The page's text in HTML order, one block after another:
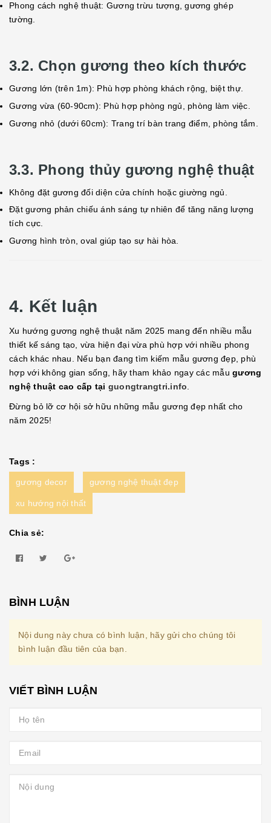
Phong cách nghệ thuật: Gương trừu tượng, gương ghép
tường.
3.2. Chọn gương theo kích thước
Gương lớn (trên 1m): Phù hợp phòng khách rộng, biệt thự.
Gương vừa (60-90cm): Phù hợp phòng ngủ, phòng làm việc.
Gương nhỏ (dưới 60cm): Trang trí bàn trang điểm, phòng tắm.
3.3. Phong thủy gương nghệ thuật
Không đặt gương đối diện cửa chính hoặc giường ngủ.
Đặt gương phản chiếu ánh sáng tự nhiên để tăng năng lượng
tích cực.
Gương hình tròn, oval giúp tạo sự hài hòa.
4. Kết luận
Xu hướng gương nghệ thuật năm 2025 mang đến nhiều mẫu
thiết kế sáng tạo, vừa hiện đại vừa phù hợp với nhiều phong
cách khác nhau. Nếu bạn đang tìm kiếm mẫu gương đẹp, phù
hợp với không gian sống, hãy tham khảo ngay các mẫu gương
nghệ thuật cao cấp tại guongtrangtri.info
Đừng bỏ lỡ cơ hội sở hữu những mẫu gương đẹp nhất cho
năm 2025!
Tags :
gương decor gương nghệ thuật đẹp
xu hướng nội thất
Chia sẻ:
BÌNH LUẬN
Nội dung này chưa có bình luận, hãy gửi cho chúng tôi
bình luận đầu tiên của bạn.
VIẾT BÌNH LUẬN